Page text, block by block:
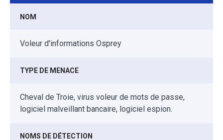
NOM
Voleur d'informations Osprey
TYPE DE MENACE
Cheval de Troie, virus voleur de mots de passe,
logiciel malveillant bancaire, logiciel espion.
NOMS DE DÉTECTION